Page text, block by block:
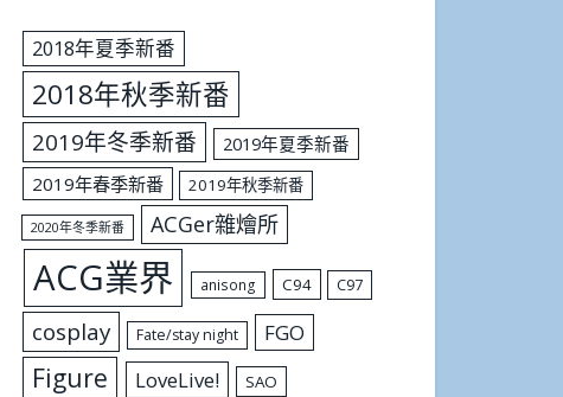
2018年夏季新番
2018年秋季新番
2019年冬季新番
2019年夏季新番
2019年春季新番
2019年秋季新番
2020年冬季新番 ACGer雜燴所
ACG業界 anisong C94 C97
cosplay Fate/stay night FGO
Figure LoveLive! SAO